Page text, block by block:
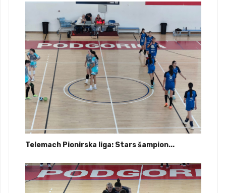
Telemach Pionirska liga: Stars šampion...